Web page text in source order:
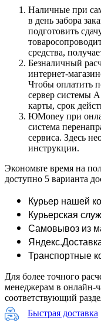
Наличные при
в день забора
подготовить
средства,
Безналичный
интернет-
Чтобы оплатить
сервер системы
карты, срок
ЮMoney при
система
сервиса. Здесь
инструкции.
Экономьте время на
доступно 5 варианта
Курьер нашей
Курьерская
Самовывоз из
Транспортные
Для более точного
менеджерам в онлайн-
соответствующий
Быстрая доставка